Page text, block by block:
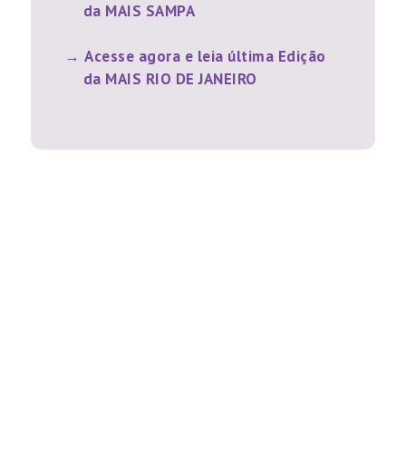
da MAIS SAMPA
Acesse agora e leia última Edição
da MAIS RIO DE JANEIRO